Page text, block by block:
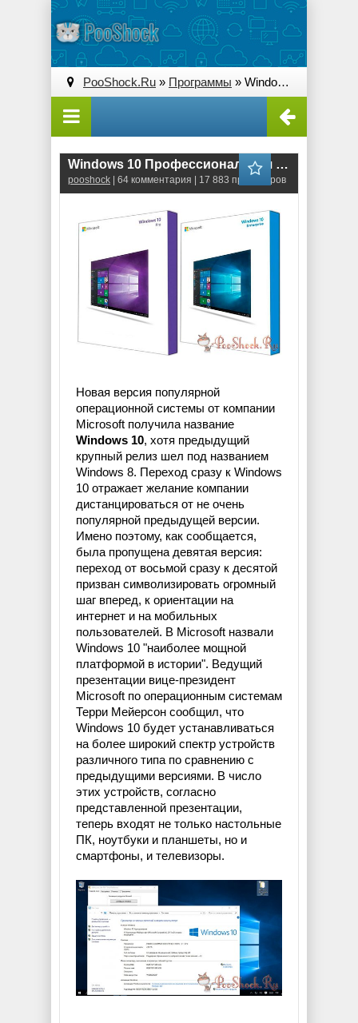
PooShock.Ru » Программы » Windows 10 Профессиональная Корпоративная (x86 x64) RUS
Windows 10 Профессиональная \ Корпоративная (x86 \ x64) RUS
pooshock | 64 комментария | 17 883 просмотров
Новая версия популярной
операционной системы от компании
Microsoft получила название
Windows 10, хотя предыдущий
крупный релиз шел под названием
Windows 8. Переход сразу к Windows
10 отражает желание компании
дистанцироваться от не очень
популярной предыдущей версии.
Имено поэтому, как сообщается,
была пропущена девятая версия:
переход от восьмой сразу к десятой
призван символизировать огромный
шаг вперед, к ориентации на
интернет и на мобильных
пользователей. В Microsoft назвали
Windows 10 "наиболее мощной
платформой в истории". Ведущий
презентации вице-президент
Microsoft по операционным системам
Терри Мейерсон сообщил, что
Windows 10 будет устанавливаться
на более широкий спектр устройств
различного типа по сравнению с
предыдущими версиями. В число
этих устройств, согласно
представленной презентации,
теперь входят не только настольные
ПК, ноутбуки и планшеты, но и
смартфоны, и телевизоры.